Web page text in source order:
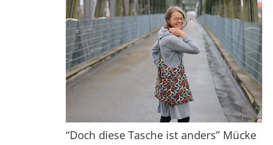
“Doch diese Tasche ist anders” Mücke